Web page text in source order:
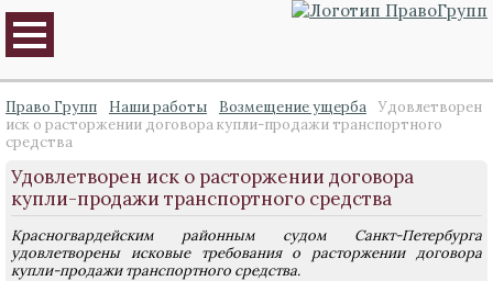
Право Групп Наши работы Возмещение ущерба
Удовлетворен
иск о расторжении договора купли-продажи транспортного
средства
Удовлетворен иск о расторжении договора
купли-продажи транспортного средства
Красногвардейским районным судом Санкт-Петербурга
удовлетворены исковые требования о расторжении договора
купли-продажи транспортного средства.